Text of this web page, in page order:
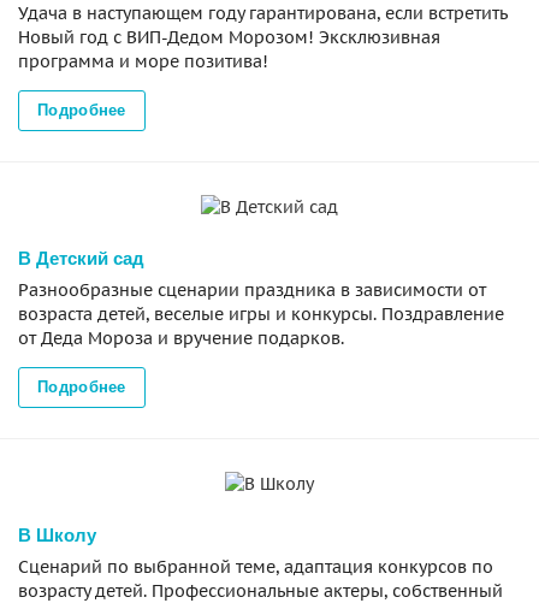
Удача в наступающем году гарантирована, если встретить
Новый год с ВИП-Дедом Морозом! Эксклюзивная
программа и море позитива!
Подробнее
В Детский сад
Разнообразные сценарии праздника в зависимости от
возраста детей, веселые игры и конкурсы. Поздравление
от Деда Мороза и вручение подарков.
Подробнее
В Школу
Сценарий по выбранной теме, адаптация конкурсов по
возрасту детей. Профессиональные актеры, собственный